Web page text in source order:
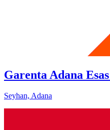
Garenta Adana
Seyhan, Adana